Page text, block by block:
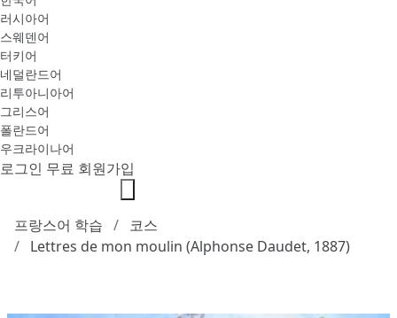
러시아어
스웨덴어
터키어
네덜란드어
리투아니아어
그리스어
폴란드어
우크라이나어
로그인 무료 회원가입
프랑스어 학습
코스
Lettres de mon moulin (Alphonse Daudet, 1887)